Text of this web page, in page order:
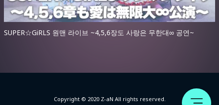
SUPER☆GiRLS 원맨 라이브 ~4,5,6장도 사랑은 무한대∞ 공연~
Copyright © 2020 Z-aN All rights reserved.